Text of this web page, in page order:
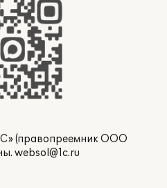
(правопреемник ООО
websol@1c.ru